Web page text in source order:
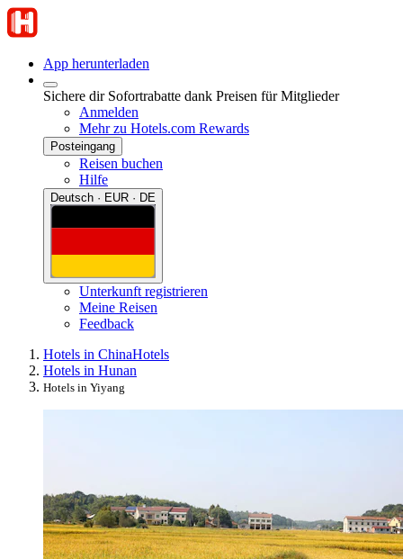
App herunterladen
Sichere dir Sofortrabatte dank Preisen für Mitglieder
Anmelden
Mehr zu Hotels.com Rewards
Posteingang
Reisen buchen
Hilfe
Deutsch · EUR · DE
Unterkunft registrieren
Meine Reisen
Feedback
Hotels in ChinaHotels
Hotels in Hunan
Hotels in Yiyang